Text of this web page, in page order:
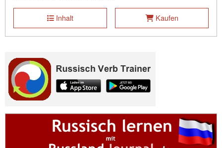
Inhalt Kaufen